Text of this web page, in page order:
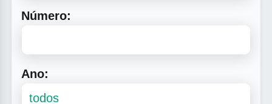
Número:
Ano: